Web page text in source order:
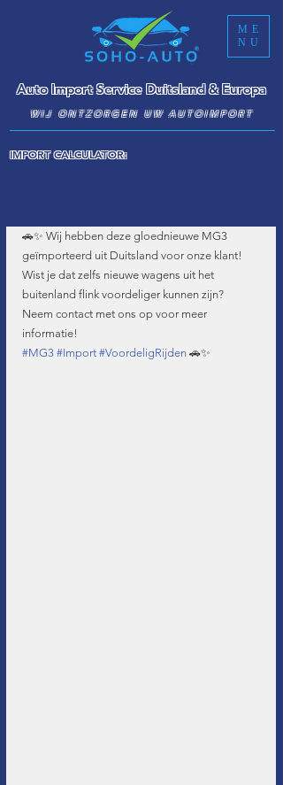
ME
NU
Auto Import Service Duitsland & Europa
IMPORT CALCULATOR:
WIJ ONTZORGEN UW AUTOIMPORT
🚗✨ Wij hebben deze gloednieuwe MG3
geïmporteerd uit Duitsland voor onze klant!
Wist je dat zelfs nieuwe wagens uit het
buitenland flink voordeliger kunnen zijn?
Neem contact met ons op voor meer
informatie!
#MG3 #Import #VoordeligRijden 🚗✨